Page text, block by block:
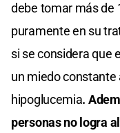
debe tomar más de
puramente en su
si se considera que
un miedo constante
hipoglucemia.
personas no logra